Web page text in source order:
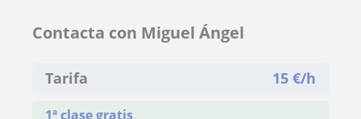
Contacta con Miguel Ángel
Tarifa 15 €/h
1ª clase gratis